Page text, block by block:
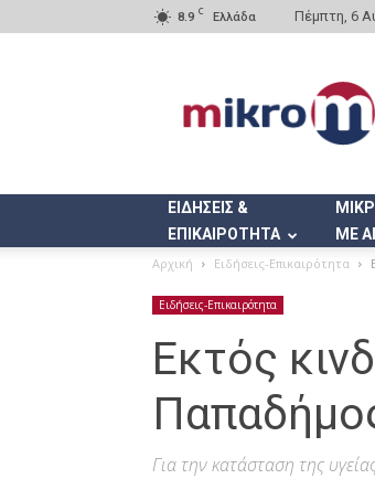
8.9 C Ελλάδα Πέμπτη, 6
ΕΙΔΗΣΕΙΣ &
ΕΠΙΚΑΙΡΟΤΗΤΑ
ΜΕ
Αρχική Ειδήσεις-Επικαιρότητα
Ειδήσεις-Επικαιρότητα
Εκτός
Για την κατάσταση της